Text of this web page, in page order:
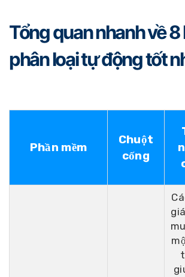
Tổng quan nhanh về
phân loại tự động tốt
Phần mềm
Chuột
cống